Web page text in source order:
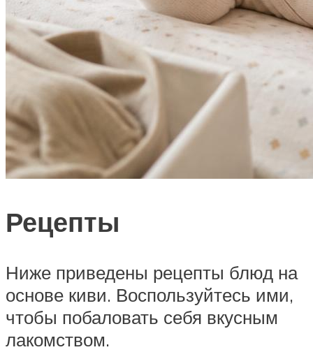
Рецепты
Ниже приведены рецепты блюд на
основе киви. Воспользуйтесь ими,
чтобы побаловать себя вкусным
лакомством.